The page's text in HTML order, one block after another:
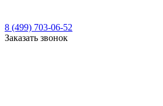
8 (499) 703-06-52
Заказать звонок